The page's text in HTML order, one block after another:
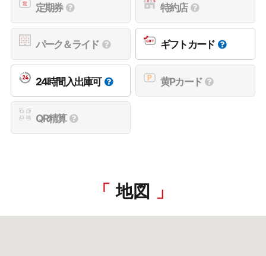
定期券 特約店
パーク＆ライド ギフトカード
24時間入出庫可 黄Pカード
QR精算
地図